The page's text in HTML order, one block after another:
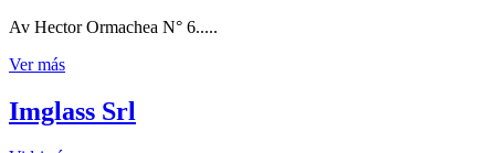
Av Hector Ormachea N° 6.....
Ver más
Imglass Srl